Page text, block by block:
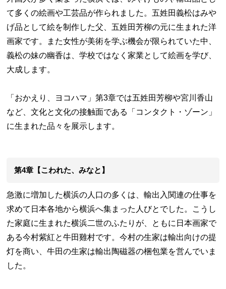
て多くの絵画や工芸品が作られました。五姓田義松はみや
げ品として絵を制作した父、五姓田芳柳の元に生まれた洋
画家です。また女性が美術を学ぶ機会が限られていた中、
義松の妹の幽香は、学校ではなく家業として絵画を学び、
大成します。
「おかえり、ヨコハマ」第3章では五姓田芳柳や宮川香山
など、文化と文化の接触面である「コンタクト・ゾーン」
に生まれた品々を展示します。
第4章【こわれた、みなと】
急激に増加した横浜の人口の多くは、輸出入関連の仕事を
求めて日本各地から横浜へ集まった人びとでした。こうし
た家庭に生まれた横浜二世のふたりが、ともに日本画家で
ある今村紫紅と牛田雞村です。今村の生家は輸出向けの提
灯を商い、牛田の生家は輸出陶磁器の梱包業を営んでいま
した。